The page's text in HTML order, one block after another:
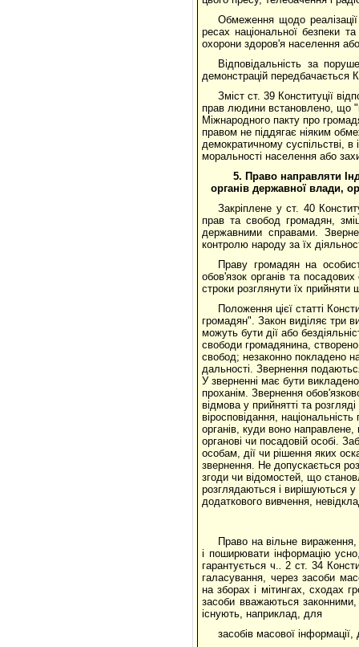
Обмеження щодо
ресах національної безпеки
охорони здоров'я населення
Відповідальність за
демонстрацій передбачається
Зміст ст. 39 Конституції
прав людини встановлено, що
Міжнародного пакту про
правом не піддягає ніяким
демократичному суспільстві, в
моральності населення або
5. Право направляти
органів державної влади,
Закріплене у ст. 40
прав та свобод громадян,
державними справами.
контролю народу за їх
Праву громадян на
обов'язок органів та
строки розглянути їх прийняти
Положення цієї статті
громадян". Закон виділяє три
можуть бути дії або
свободи громадянина,
свобод; незаконно покладено
дальності. Звернення
У зверненні має бути
проханім. Звернення
відмова у прийнятті та
віросповідання,
органів, куди воно
органові чи посадовій особі.
особам, дії чи рішення яких
звернення. Не допускається
згоди чи відомостей, що
розглядаються і вирішуються
додаткового вивчення,
Право на вільне вираження,
і поширювати інформацію
гарантується ч.. 2 ст. 34
галасування, через засоби
на зборах і мітингах, сходах
засоби вважаються
існують, наприклад, для
засобів масової